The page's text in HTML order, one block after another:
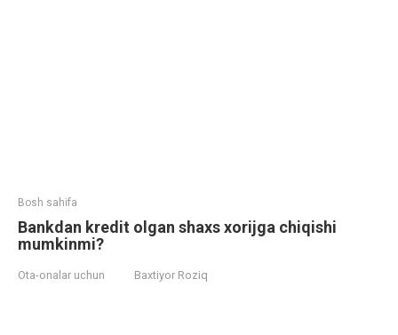
Bosh sahifa
Bankdan kredit olgan shaxs xorijga chiqishi
mumkinmi?
Ota-onalar uchun Baxtiyor Roziq